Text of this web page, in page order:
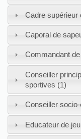
Cadre supérieur
Caporal de
Commandant
Conseiller
sportives (1)
Conseiller
Educateur de